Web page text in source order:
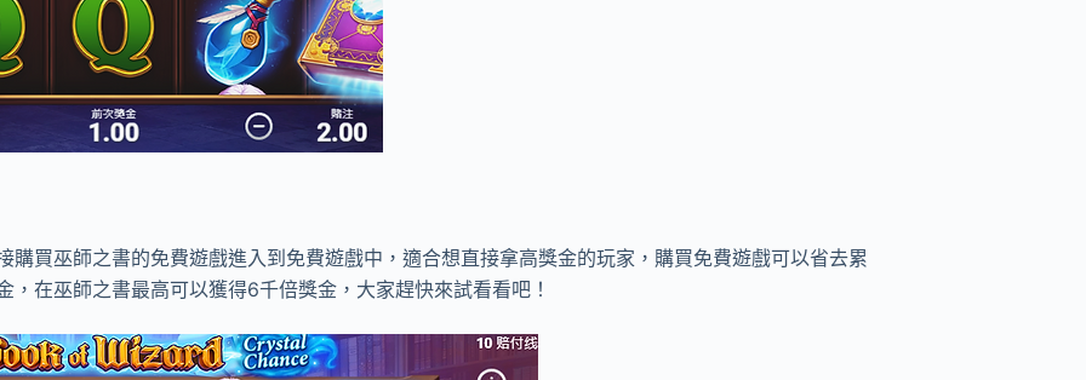
購買巫師之書的免費遊戲進入到免費遊戲中，適合想直接拿高獎金的玩家，購買免費遊戲可以省去累
在巫師之書最高可以獲得6千倍獎金，大家趕快來試看看吧！